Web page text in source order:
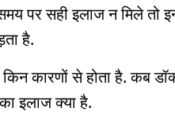
पर सही इलाज न मिले
है.
कारणों से होता है. कब
इलाज क्या है.